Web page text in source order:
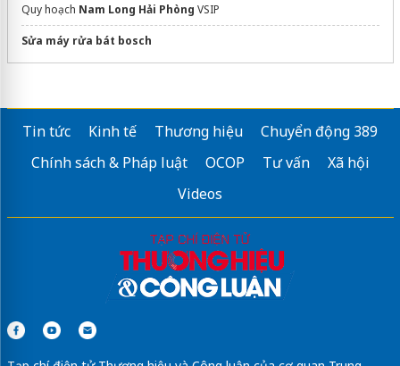
Quy hoạch Nam Long Hải Phòng VSIP
Sửa máy rửa bát bosch
Tin tức Kinh tế Thương hiệu
Chuyển động 389
Chính sách & Pháp luật
OCOP Tư vấn
Xã hội
Videos